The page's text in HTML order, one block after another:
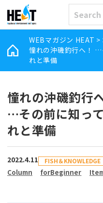
WEBマガジン HEAT >
憧れの沖磯釣行へ！
れと準備
憧れの沖磯釣行
…その前に知っ
れと準備
2022.4.11 FISH＆KNOWLEDGE
Column forBeginner